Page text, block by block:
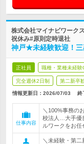
株式会社マイナビワーク
祝休み#原則定時退社
神戸★未経験歓迎！三
正社員 職種・業種未経験
完全週休2日制 第二新卒
情報更新日：2026/07/03 終
仕事内容
＼100%事務の
校法人…大手優
ルワークをお任
＼未経験・第